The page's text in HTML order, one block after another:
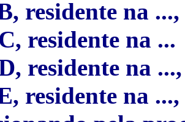
, residente na ...,
, residente na ...
, residente na ...,
, residente na ...,